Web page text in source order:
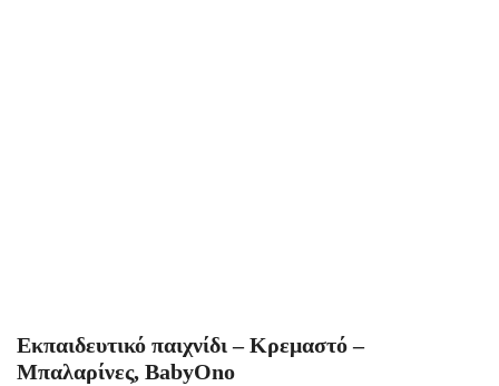
Εκπαιδευτικό παιχνίδι – Κρεμαστό –
Μπαλαρίνες, BabyOno